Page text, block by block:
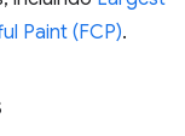
Paint (FCP).